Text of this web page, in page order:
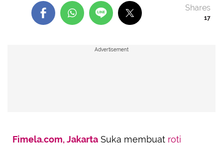
17
Shares
Advertisement
Fimela.com, Jakarta Suka membuat roti